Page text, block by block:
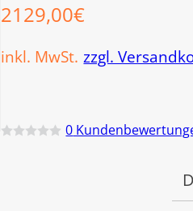
2129,00€
inkl. MwSt. zzgl.
0